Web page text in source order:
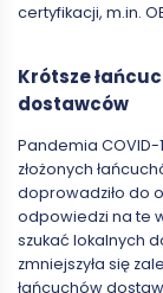
certyfikacji, m.in.
Krótsze
dostawców
Pandemia COVID-
złożonych
doprowadziło do
odpowiedzi na te
szukać lokalnych
zmniejszyła się
łańcuchów